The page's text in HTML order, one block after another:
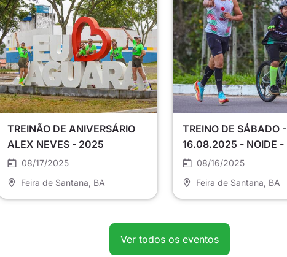
TREINÃO DE ANIVERSÁRIO
ALEX NEVES - 2025
08/17/2025
Feira de Santana , BA
TREINO DE SÁBADO -
16.08.2025 - NOIDE -
DE SANTANA
08/16/2025
Feira de Santana , BA
Ver todos os eventos